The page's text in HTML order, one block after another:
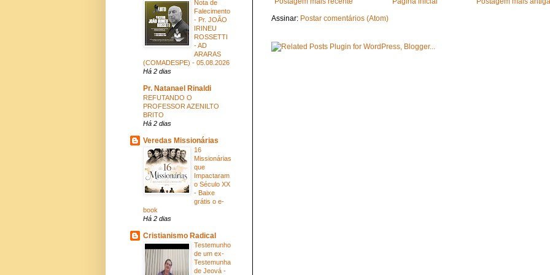
Assinar: Postar comentários (Atom)
Nota de
Falecimento
- Pr. JOÃO
IRINEU
ROSSETTI
- AD
ARARAS
(COMADESPE) - 05.08.2026
Há 2 dias
Pr. Natanael Rinaldi
REFUTANDO O
PROFESSOR AZENILTO
BRITO
Há 2 dias
Veredas Missionárias
16
Missionárias
que
Impactaram
o Século XX
- Baixe
grátis o e-
book
Há 2 dias
Cristianismo Radical
Testemunho
de um ex-
Testemunha
de Jeová -